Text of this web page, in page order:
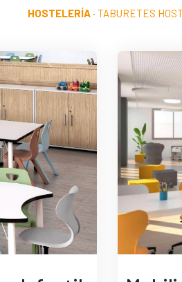
HOSTELERÍA · TABURETES